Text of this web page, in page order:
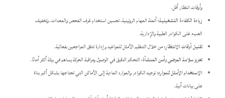
وأوقات انتظار أقل.
زيادة الكفاءة التشغيلية:أتمتة المهام الروتينية، تحسين استخدام غرف الفحص والمعدات، وتخفيف
العبء على الكوادر الطبية والإدارية.
تقليل أوقات الانتظار:من خلال التنظيم الأمثل للمواعيد وإدارة تدفق المراجعين بفعالية.
تعزيز سلامة المرضى وأمن المنشأة:التحكم الدقيق في الوصول ومراقبة الحركة يساهم في بيئة أكثر أمانًا.
الاستخدام الأمثل للموارد:توجيه الكوادر والموارد المادية إلى الأماكن التي تحتاجها بشكل أكبر بناءً
على بيانات آنية.